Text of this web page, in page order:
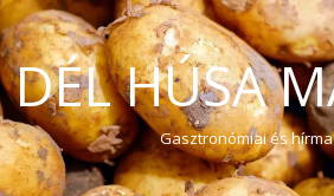
DÉL HÚSA
Gasztronómiai és